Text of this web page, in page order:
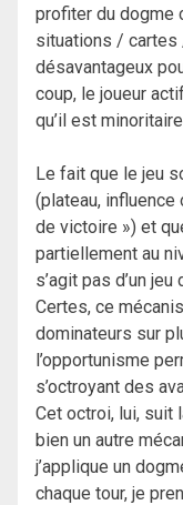
profiter du dogme
situations / cartes
désavantageux
coup, le joueur
qu’il est
Le fait que le jeu
(plateau, influence
de victoire ») et
partiellement au
s’agit pas d’un jeu
Certes, ce
dominateurs sur
l’opportunisme
s’octroyant des
Cet octroi, lui, suit
bien un autre
j’applique un
chaque tour, je